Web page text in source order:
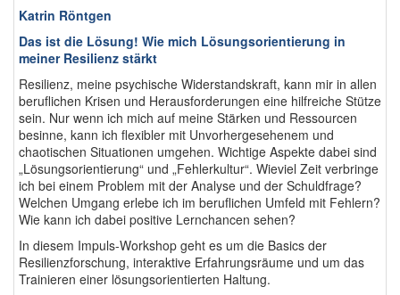
Katrin Röntgen
Das ist die Lösung! Wie mich Lösungsorientierung in
meiner Resilienz stärkt
Resilienz, meine psychische Widerstandskraft, kann mir in allen
beruflichen Krisen und Herausforderungen eine hilfreiche Stütze
sein. Nur wenn ich mich auf meine Stärken und Ressourcen
besinne, kann ich flexibler mit Unvorhergesehenem und
chaotischen Situationen umgehen. Wichtige Aspekte dabei sind
„Lösungsorientierung“ und „Fehlerkultur“. Wieviel Zeit verbringe
ich bei einem Problem mit der Analyse und der Schuldfrage?
Welchen Umgang erlebe ich im beruflichen Umfeld mit Fehlern?
Wie kann ich dabei positive Lernchancen sehen?
In diesem Impuls-Workshop geht es um die Basics der
Resilienzforschung, interaktive Erfahrungsräume und um das
Trainieren einer lösungsorientierten Haltung.